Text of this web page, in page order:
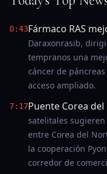
0:43Fármaco RAS
Daraxonrasib,
tempranos una
cáncer de
acceso ampliado.
7:17Puente Corea
satelitales
entre Corea del
la cooperación
corredor de